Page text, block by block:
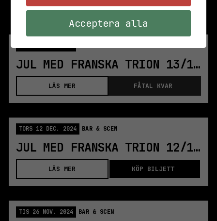
JUL MED FRANSKA TRION 13/12 | KOLLEKTIVET LIVET
FÅTAL KVAR
LÄS MER
TORS 12 DEC. 2024 BAR & SCEN
JUL MED FRANSKA TRION 12/12 | KOLLEKTIVET LIVET
KÖP BILJETT
LÄS MER
TIS 26 NOV. 2024 BAR & SCEN
Acceptera alla